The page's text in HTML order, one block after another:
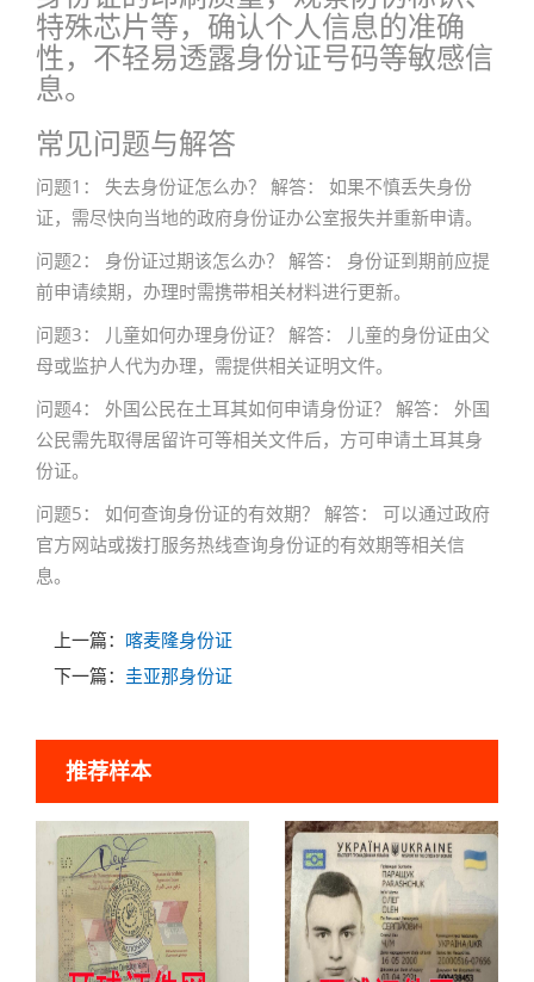
特殊芯片等，确认个人信息的准确
性，不轻易透露身份证号码等敏感信
息。
常见问题与解答
问题1： 失去身份证怎么办？ 解答： 如果不慎丢失身份
证，需尽快向当地的政府身份证办公室报失并重新申请。
问题2： 身份证过期该怎么办？ 解答： 身份证到期前应提
前申请续期，办理时需携带相关材料进行更新。
问题3： 儿童如何办理身份证？ 解答： 儿童的身份证由父
母或监护人代为办理，需提供相关证明文件。
问题4： 外国公民在土耳其如何申请身份证？ 解答： 外国
公民需先取得居留许可等相关文件后，方可申请土耳其身
份证。
问题5： 如何查询身份证的有效期？ 解答： 可以通过政府
官方网站或拨打服务热线查询身份证的有效期等相关信
息。
上一篇： 喀麦隆身份证
下一篇： 圭亚那身份证
推荐样本